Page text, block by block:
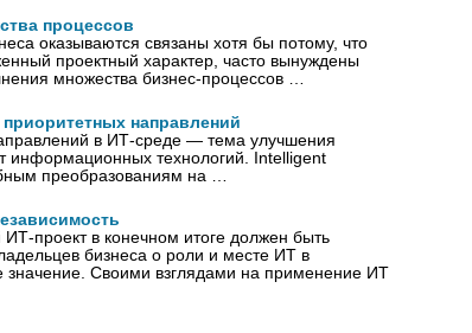
процессов
оказываются связаны хотя бы потому, что
проектный характер, часто вынуждены
множества бизнес‑процессов …
направлений
в ИТ‑среде — тема улучшения
информационных технологий. Intelligent
преобразованиям на …
проект в конечном итоге должен быть
бизнеса о роли и месте ИТ в
значение. Своими взглядами на применение ИТ